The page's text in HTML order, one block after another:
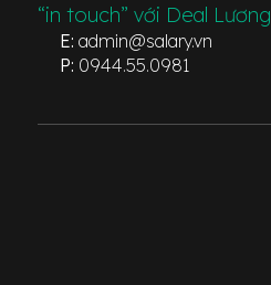
“in touch” với Deal Lương
E: admin@salary.vn
P: 0944.55.0981